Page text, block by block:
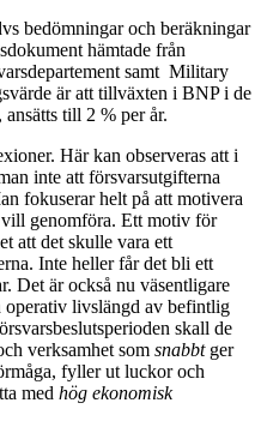
bedömningar och beräkningar
hämtade från
samt Military
är att tillväxten i BNP i de
till 2 % per år.
Här kan observeras att i
inte att försvarsutgifterna
foku­serar helt på att motivera
genomföra. Ett motiv för
att det skulle vara ett
Inte heller får det bli ett
Det är också nu väsentligare
operativ livslängd av befintlig
skall de
verksamhet som snabbtger
fyller ut luckor och
med hög ekonomisk